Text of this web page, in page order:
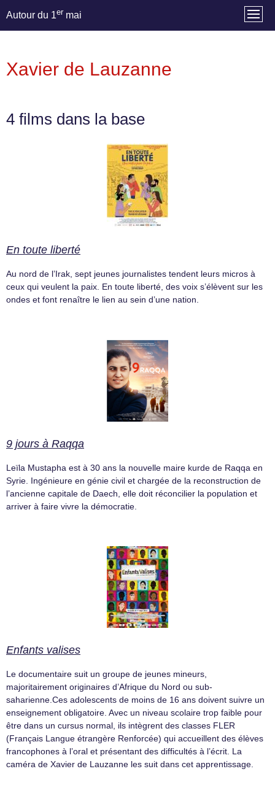
Autour du 1er mai
Xavier de Lauzanne
4 films dans la base
En toute liberté
Au nord de l’Irak, sept jeunes journalistes tendent leurs micros à
ceux qui veulent la paix. En toute liberté, des voix s’élèvent sur les
ondes et font renaître le lien au sein d’une nation.
9 jours à Raqqa
Leïla Mustapha est à 30 ans la nouvelle maire kurde de Raqqa en
Syrie. Ingénieure en génie civil et chargée de la reconstruction de
l’ancienne capitale de Daech, elle doit réconcilier la population et
arriver à faire vivre la démocratie.
Enfants valises
Le documentaire suit un groupe de jeunes mineurs,
majoritairement originaires d’Afrique du Nord ou sub-
saharienne.Ces adolescents de moins de 16 ans doivent suivre un
enseignement obligatoire. Avec un niveau scolaire trop faible pour
être dans un cursus normal, ils intègrent des classes FLER
(Français Langue étrangère Renforcée) qui accueillent des élèves
francophones à l’oral et présentant des difficultés à l’écrit. La
caméra de Xavier de Lauzanne les suit dans cet apprentissage.